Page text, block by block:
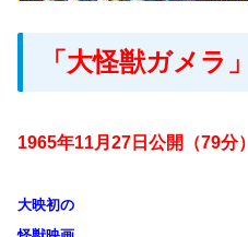
「大怪獣ガメラ」
1965年11月27日公開（79分）
大映初の